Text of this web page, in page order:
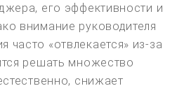
его эффективности и
внимание руководителя
часто «отвлекается» из-за
решать множество
снижает